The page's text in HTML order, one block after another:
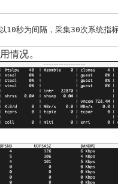
10秒为间隔，采集30次系
情况。